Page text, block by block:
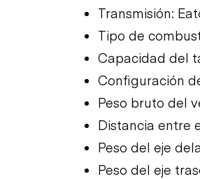
Transmisión:
Tipo de
Capacidad del
Configuración
Peso bruto del
Distancia entre
Peso del eje
Peso del eje